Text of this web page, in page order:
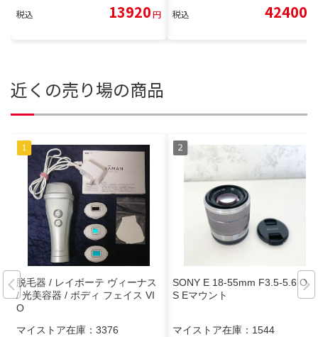
税込 13920円 税込 42400
近くの売り場の商品
脱毛器 / レイボーテ ヴィーナス
/ 光美容器 / ボディ フェイス VI
O
マイストア在庫： 3376
SONY E 18-55mm F3.5-5.6 OS
S Eマウント
マイストア在庫： 1544